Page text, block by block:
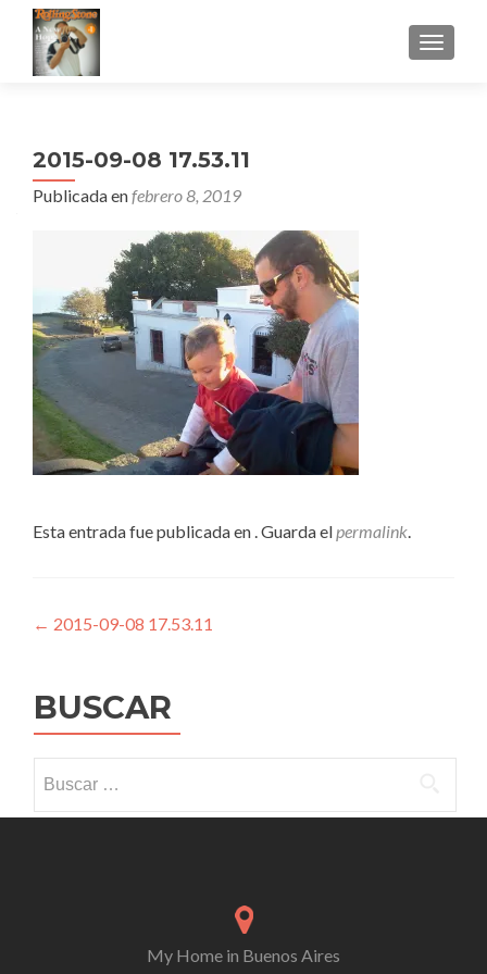
2015-09-08 17.53.11
Publicada enfebrero 8, 2019
Esta entrada fue publicada en . Guarda elpermalink.
Navegación
entradas
← 2015-09-08 17.53.11
BUSCAR
My Home in Buenos Aires